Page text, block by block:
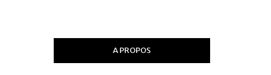
A PROPOS